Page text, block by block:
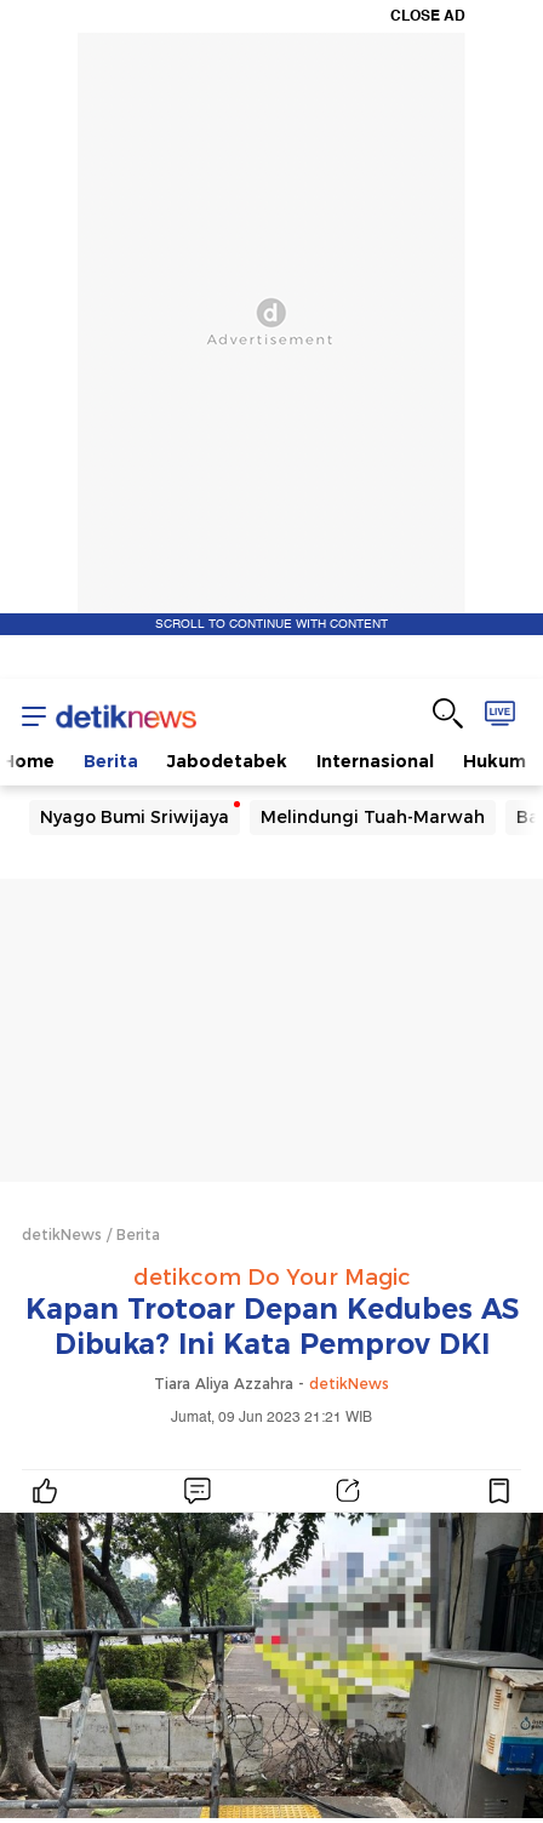
CLOSE AD
SCROLL TO CONTINUE WITH CONTENT
Home Berita Jabodetabek Internasional Hukum
Nyago Bumi Sriwijaya Melindungi Tuah-Marwah
detikNews Berita
detikcom Do Your Magic
Kapan Trotoar Depan Kedubes AS
Dibuka? Ini Kata Pemprov DKI
Tiara Aliya Azzahra - detikNews
Jumat, 09 Jun 2023 21:21 WIB